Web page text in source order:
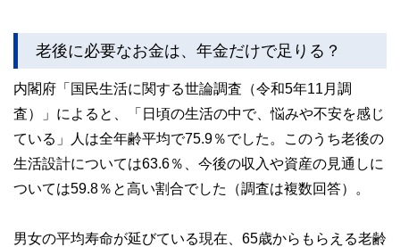
老後に必要なお金は、年金だけで足りる？
内閣府「国民生活に関する世論調査（令和5年11月調
査）」によると、「日頃の生活の中で、悩みや不安を感じ
ている」人は全年齢平均で75.9％でした。このうち老後の
生活設計については63.6％、今後の収入や資産の見通しに
ついては59.8％と高い割合でした（調査は複数回答）。
男女の平均寿命が延びている現在、65歳からもらえる老齢